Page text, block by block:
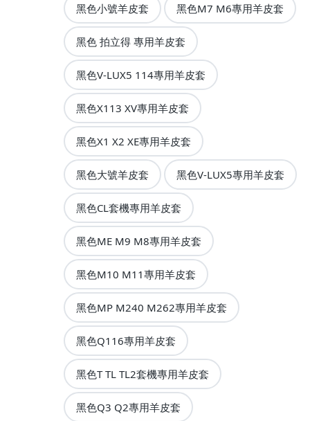
黑色小號羊皮套 黑色M7 M6專用羊皮套
黑色 拍立得 專用羊皮套
黑色V-LUX5 114專用羊皮套
黑色X113 XV專用羊皮套
黑色X1 X2 XE專用羊皮套
黑色大號羊皮套 黑色V-LUX5專用羊皮套
黑色CL套機專用羊皮套
黑色ME M9 M8專用羊皮套
黑色M10 M11專用羊皮套
黑色MP M240 M262專用羊皮套
黑色Q116專用羊皮套
黑色T TL TL2套機專用羊皮套
黑色Q3 Q2專用羊皮套